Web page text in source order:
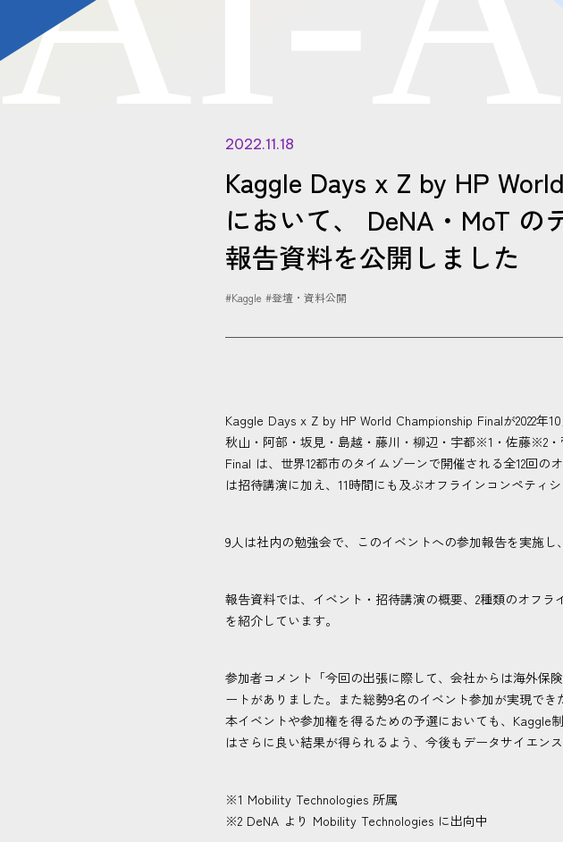
2022.11.18
Kaggle Days x Z by HP
において、 DeNA・MoT
報告資料を公開しました
#Kaggle #登壇・資料公開
Kaggle Days x Z by HP World Championship Finalが2022年
秋山・阿部・坂見・島越・藤川・柳辺・宇都※1・佐藤※2
Final は、世界12都市のタイムゾーンで開催される全12回
は招待講演に加え、11時間にも及ぶオフラインコンペティシ
9人は社内の勉強会で、このイベントへの参加報告を実施し
報告資料では、イベント・招待講演の概要、2種類のオフ
を紹介しています。
参加者コメント「今回の出張に際して、会社からは海外保
ートがありました。また総勢9名のイベント参加が実現で
本イベントや参加権を得るための予選においても、Kaggle
はさらに良い結果が得られるよう、今後もデータサイエン
※1 Mobility Technologies 所属
※2 DeNA より Mobility Technologies に出向中